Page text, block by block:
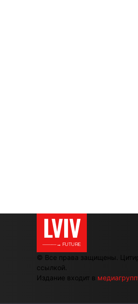
LVIV
———→ FUTURE
© Все права защищены.
ссылкой.
Издание входит в